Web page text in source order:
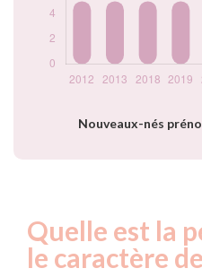
Nouveaux-nés
Quelle est la
le caractère